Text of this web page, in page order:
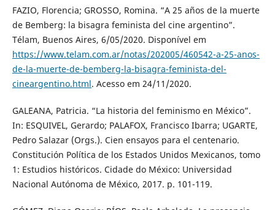
FAZIO, Florencia; GROSSO, Romina. “A 25 años de la muerte
de Bemberg: la bisagra feminista del cine argentino”.
Télam, Buenos Aires, 6/05/2020. Disponível em
https://www.telam.com.ar/notas/202005/460542-a-25-anos-
de-la-muerte-de-bemberg-la-bisagra-feminista-del-
cineargentino.html. Acesso em 24/11/2020.
GALEANA, Patricia. “La historia del feminismo en México”.
In: ESQUIVEL, Gerardo; PALAFOX, Francisco Ibarra; UGARTE,
Pedro Salazar (Orgs.). Cien ensayos para el centenario.
Constitución Política de los Estados Unidos Mexicanos, tomo
1: Estudios históricos. Cidade do México: Universidad
Nacional Autónoma de México, 2017. p. 101-119.